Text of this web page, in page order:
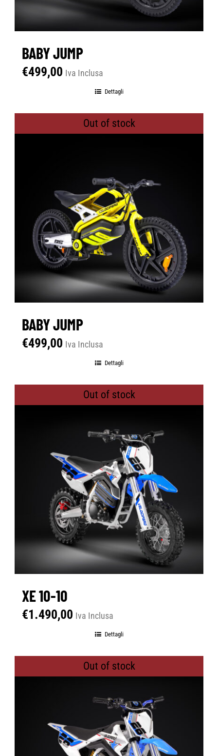
BABY JUMP
€499,00 Iva Inclusa
Dettagli
Out of stock
BABY JUMP
€499,00 Iva Inclusa
Dettagli
Out of stock
XE 10-10
€1.490,00 Iva Inclusa
Dettagli
Out of stock